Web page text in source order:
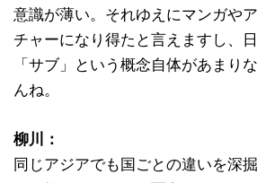
意識が薄い。それゆえにマンガや
チャーになり得たと言えますし、
「サブ」という概念自体があまり
んね。
柳川：
同じアジアでも国ごとの違いを深